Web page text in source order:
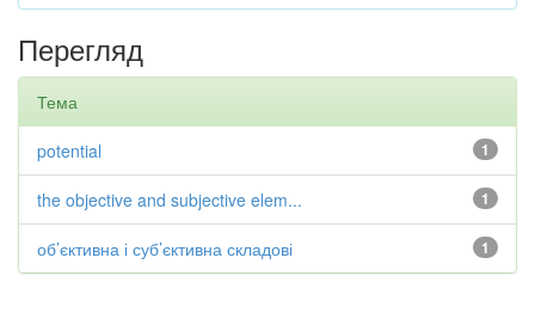
Перегляд
Тема
1
potential
1
the objective and subjective elem...
1
об’єктивна і суб’єктивна складові